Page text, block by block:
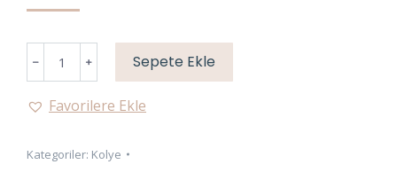
KOLYE
Sepete Ekle
Favorilere Ekle
Kategoriler: Kolye